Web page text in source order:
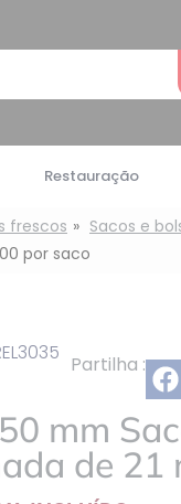
Restauração
frescos Sacos e
por saco
Partilha :
mm
de 21